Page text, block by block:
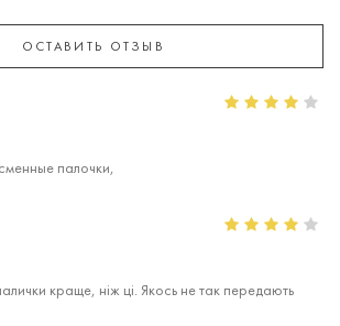
ОСТАВИТЬ ОТЗЫВ
палочки,
краще, ніж ці. Якось не так передають